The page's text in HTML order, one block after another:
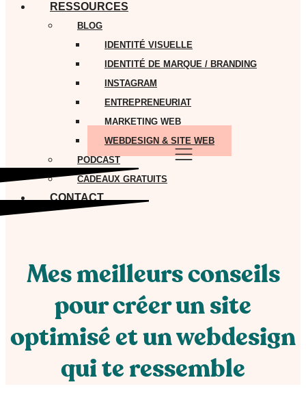
RESSOURCES
BLOG
IDENTITÉ VISUELLE
IDENTITÉ DE MARQUE / BRANDING
INSTAGRAM
ENTREPRENEURIAT
MARKETING WEB
WEBDESIGN & SITE WEB
PODCAST
CADEAUX GRATUITS
CONTACT
Mes meilleurs conseils
pour créer un site
optimisé et un webdesign
qui te ressemble